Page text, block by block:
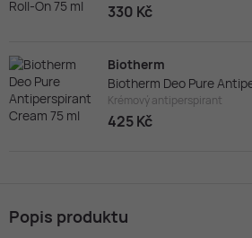
330 Kč
Biotherm
Biotherm Deo Pure
Krémový antiperspirant
425 Kč
Popis produktu